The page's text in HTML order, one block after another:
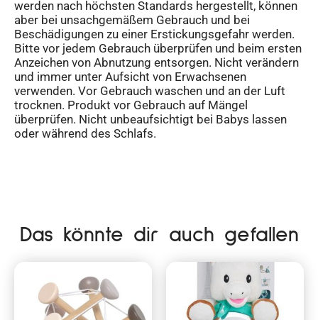
werden nach höchsten Standards hergestellt, können
aber bei unsachgemäßem Gebrauch und bei
Beschädigungen zu einer Erstickungsgefahr werden.
Bitte vor jedem Gebrauch überprüfen und beim ersten
Anzeichen von Abnutzung entsorgen. Nicht verändern
und immer unter Aufsicht von Erwachsenen
verwenden. Vor Gebrauch waschen und an der Luft
trocknen. Produkt vor Gebrauch auf Mängel
überprüfen. Nicht unbeaufsichtigt bei Babys lassen
oder während des Schlafs.
Das könnte dir auch gefallen